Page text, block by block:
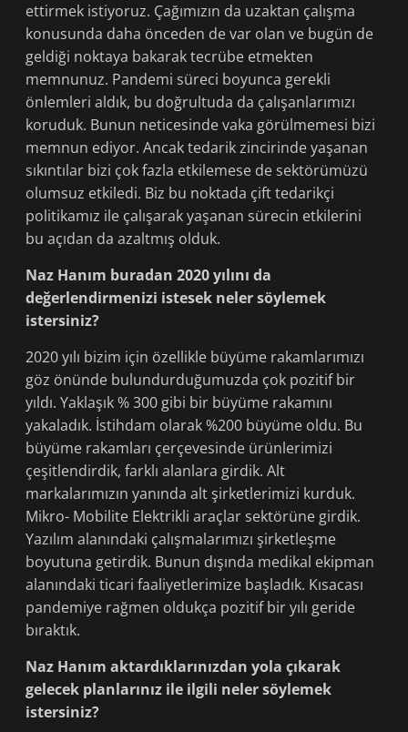
ettirmek istiyoruz. Çağımızın da uzaktan çalışma
konusunda daha önceden de var olan ve bugün de
geldiği noktaya bakarak tecrübe etmekten
memnunuz. Pandemi süreci boyunca gerekli
önlemleri aldık, bu doğrultuda da çalışanlarımızı
koruduk. Bunun neticesinde vaka görülmemesi bizi
memnun ediyor. Ancak tedarik zincirinde yaşanan
sıkıntılar bizi çok fazla etkilemese de sektörümüzü
olumsuz etkiledi. Biz bu noktada çift tedarikçi
politikamız ile çalışarak yaşanan sürecin etkilerini
bu açıdan da azaltmış olduk.
Naz Hanım buradan 2020 yılını da
değerlendirmenizi istesek neler söylemek
istersiniz?
2020 yılı bizim için özellikle büyüme rakamlarımızı
göz önünde bulundurduğumuzda çok pozitif bir
yıldı. Yaklaşık % 300 gibi bir büyüme rakamını
yakaladık. İstihdam olarak %200 büyüme oldu. Bu
büyüme rakamları çerçevesinde ürünlerimizi
çeşitlendirdik, farklı alanlara girdik. Alt
markalarımızın yanında alt şirketlerimizi kurduk.
Mikro- Mobilite Elektrikli araçlar sektörüne girdik.
Yazılım alanındaki çalışmalarımızı şirketleşme
boyutuna getirdik. Bunun dışında medikal ekipman
alanındaki ticari faaliyetlerimize başladık. Kısacası
pandemiye rağmen oldukça pozitif bir yılı geride
bıraktık.
Naz Hanım aktardıklarınızdan yola çıkarak
gelecek planlarınız ile ilgili neler söylemek
istersiniz?